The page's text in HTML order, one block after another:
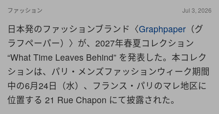
ファッション Jul 3, 2026
日本発のファッションブランド〈Graphpaper （グ
ラフペーパー）〉が、2027年春夏コレクション
“What Time Leaves Behind” を発表した。本コレク
ションは、パリ・メンズファッションウィーク期間
中の6月24日（水）、フランス・パリのマレ地区に
位置する 21 Rue Chapon にて披露された。